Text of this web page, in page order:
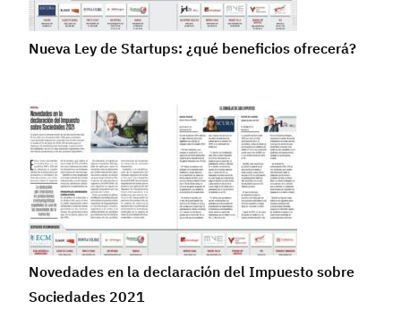
Nueva Ley de Startups: ¿qué beneficios ofrecerá?
Novedades en la declaración del Impuesto sobre
Sociedades 2021